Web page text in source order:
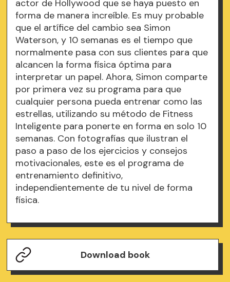
actor de Hollywood que se haya puesto en
forma de manera increíble. Es muy probable
que el artífice del cambio sea Simon
Waterson, y 10 semanas es el tiempo que
normalmente pasa con sus clientes para que
alcancen la forma física óptima para
interpretar un papel. Ahora, Simon comparte
por primera vez su programa para que
cualquier persona pueda entrenar como las
estrellas, utilizando su método de Fitness
Inteligente para ponerte en forma en solo 10
semanas. Con fotografías que ilustran el
paso a paso de los ejercicios y consejos
motivacionales, este es el programa de
entrenamiento definitivo,
independientemente de tu nivel de forma
física.
Download book